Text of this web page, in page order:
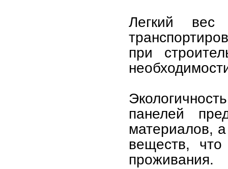
Легкий
при
панелей
материалов,
веществ,
проживания.